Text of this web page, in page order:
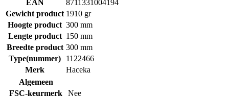
EAN
8711331004194
Gewicht product 1910 gr
Hoogte product 300 mm
Lengte product 150 mm
Breedte product 300 mm
Type(nummer)
1122466
Merk
Haceka
Algemeen
FSC-keurmerk
Nee